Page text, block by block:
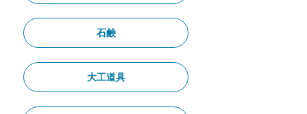
石鹸
大工道具